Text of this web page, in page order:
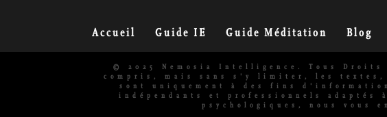
Accueil Guide IE Guide Méditation Blog
© 2025 Nemosia Intelligence. Tous
compris, mais sans s'y limiter, les textes,
sont uniquement à des fins
indépendants et professionnels
psychologiques, nous vous